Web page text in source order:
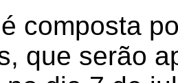
composta
que serão